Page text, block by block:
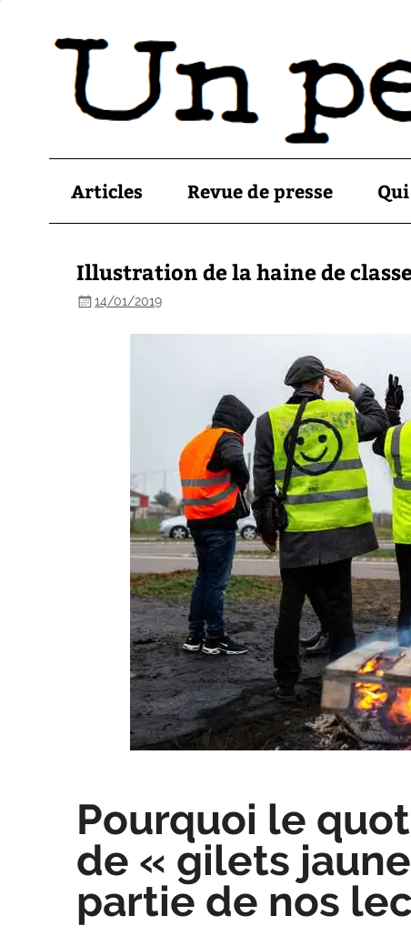
Articles Revue de presse
Illustration de la haine de
14/01/2019
Pourquoi le
de « gilets
partie de nos